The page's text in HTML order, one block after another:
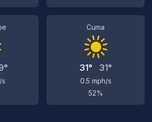
s
Cuma
31° 31°
0.5 mph/s
52%